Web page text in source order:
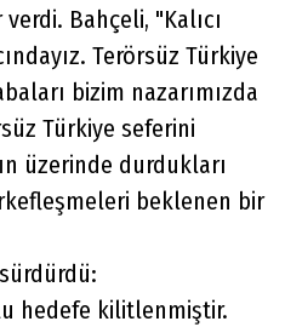
Bahçeli, "Kalıcı
Terörsüz Türkiye
bizim nazarımızda
Türkiye seferini
üzerinde durdukları
beklenen bir
hedefe kilitlenmiştir.